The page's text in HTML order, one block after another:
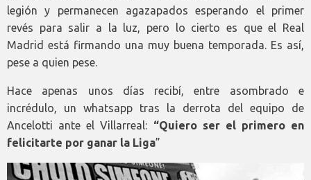
legión y permanecen agazapados esperando el primer
revés para salir a la luz, pero lo cierto es que el Real
Madrid está firmando una muy buena temporada. Es así,
pese a quien pese.
Hace apenas unos días recibí, entre asombrado e
incrédulo, un whatsapp tras la derrota del equipo de
Ancelotti ante el Villarreal: “Quiero ser el primero en
felicitarte por ganar la Liga”